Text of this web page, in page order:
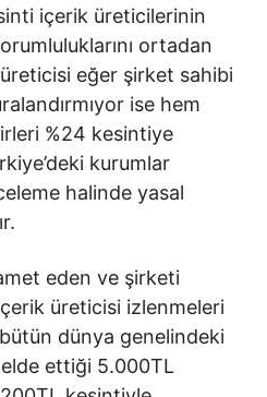
içerik üreticilerinin
ortadan
eğer şirket sahibi
ise hem
%24 kesintiye
kurumlar
halinde yasal
eden ve şirketi
üreticisi izlenmeleri
dünya genelindeki
ettiği 5.000TL